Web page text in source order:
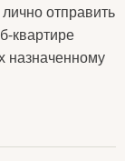
отправить
квартире
назначенному